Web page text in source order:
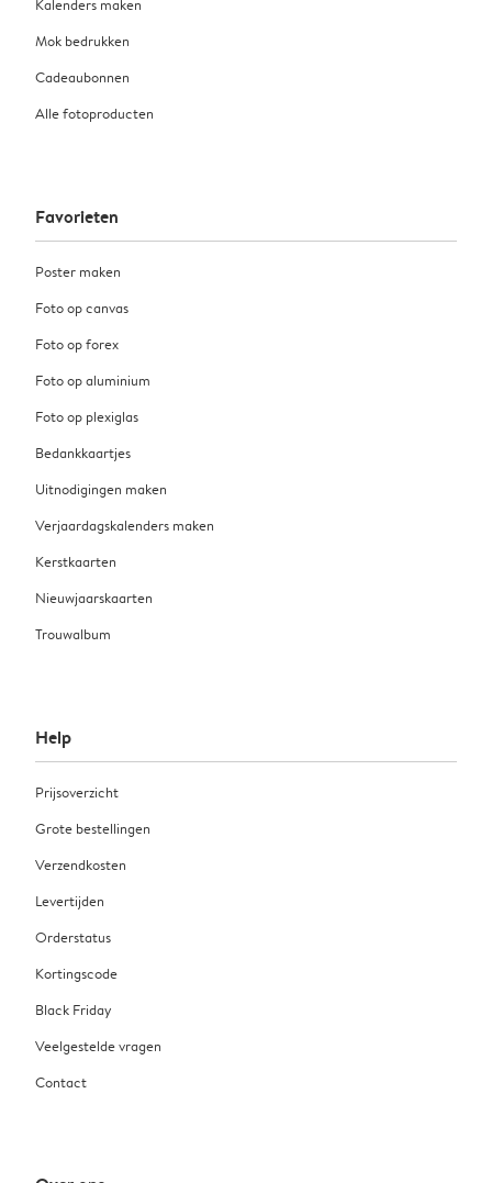
Kalenders maken
Mok bedrukken
Cadeaubonnen
Alle fotoproducten
Favorieten
Poster maken
Foto op canvas
Foto op forex
Foto op aluminium
Foto op plexiglas
Bedankkaartjes
Uitnodigingen maken
Verjaardagskalenders maken
Kerstkaarten
Nieuwjaarskaarten
Trouwalbum
Help
Prijsoverzicht
Grote bestellingen
Verzendkosten
Levertijden
Orderstatus
Kortingscode
Black Friday
Veelgestelde vragen
Contact